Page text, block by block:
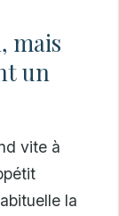
mais
un
vite à
la